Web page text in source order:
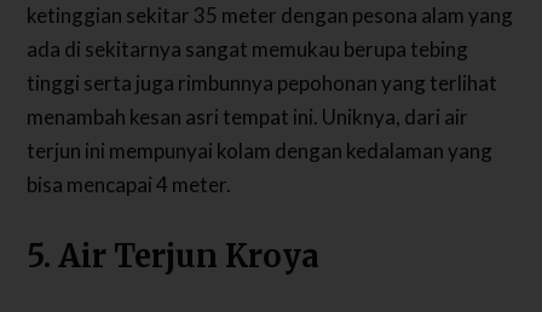
ketinggian sekitar 35 meter dengan pesona alam yang
ada di sekitarnya sangat memukau berupa tebing
tinggi serta juga rimbunnya pepohonan yang terlihat
menambah kesan asri tempat ini. Uniknya, dari air
terjun ini mempunyai kolam dengan kedalaman yang
bisa mencapai 4 meter.
5. Air Terjun Kroya